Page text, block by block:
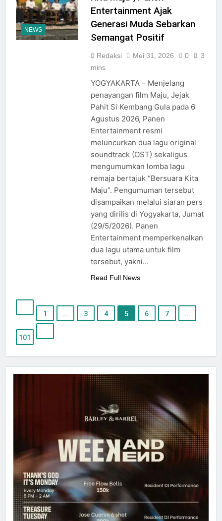
NEWS
Entertainment Ajak
Generasi Muda Sebarkan
Semangat Positif
Redaksi Mei 31, 2026 0
3
mins
YOGYAKARTA – Menjelang
penayangan film Maju, Jejak
Pahit Si Kembang Gula pada 6
Agustus 2026, Panen
Entertainment resmi
meluncurkan dua lagu original
soundtrack (OST) sekaligus
mengumumkan lomba lagu
remaja bertajuk “Bersuara Kita
Maju”. Pengumuman tersebut
disampaikan melalui siaran pers
yang dirilis di Yogyakarta, Jumat
(29/5/2026). Panen
Entertainment memperkenalkan
dua lagu utama untuk film
tersebut, yakni…
Read Full News
1 … 3 4 5 6 7 …
101